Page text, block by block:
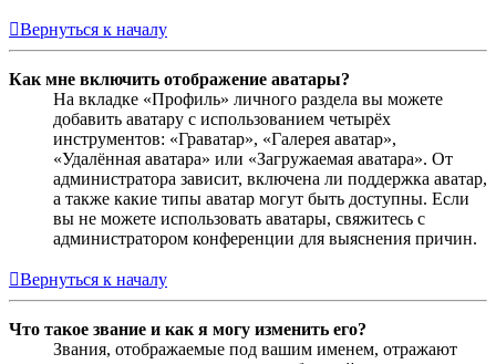
Вернуться к началу
Как мне включить отображение аватары?
На вкладке «Профиль» личного раздела вы можете
добавить аватару с использованием четырёх
инструментов: «Граватар», «Галерея аватар»,
«Удалённая аватара» или «Загружаемая аватара». От
администратора зависит, включена ли поддержка аватар,
а также какие типы аватар могут быть доступны. Если
вы не можете использовать аватары, свяжитесь с
администратором конференции для выяснения причин.
Вернуться к началу
Что такое звание и как я могу изменить его?
Звания, отображаемые под вашим именем, отражают